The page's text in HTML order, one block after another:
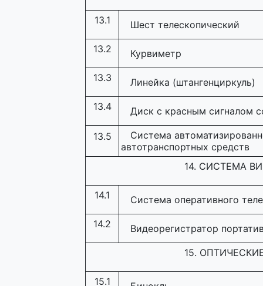
13.1 Шест телескопический
13.2 Курвиметр
13.3 Линейка (штангенциркуль)
13.4 Диск с красным сигналом
13.5
Система
автотранспортных средств
14. СИСТЕМА
14.1 Система оперативного
14.2 Видеорегистратор
15.
15.1